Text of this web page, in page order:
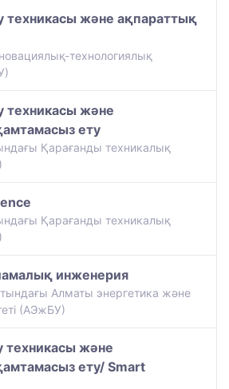
техникасы және ақпараттық
технологиялық
техникасы және
ету
Қарағанды техникалық
Қарағанды техникалық
инженерия
Алматы энергетика және
(АЭжБУ)
техникасы және
ету/ Smart